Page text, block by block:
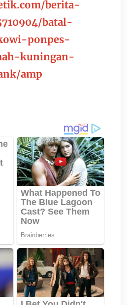
berita-
batal-
ponpes-
kuningan-
amp